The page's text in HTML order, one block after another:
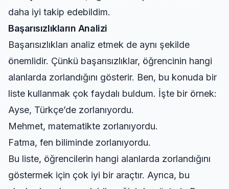
daha iyi takip edebildim.
Başarısızlıkların Analizi
Başarısızlıkları analiz etmek de aynı şekilde
önemlidir. Çünkü başarısızlıklar, öğrencinin hangi
alanlarda zorlandığını gösterir. Ben, bu konuda bir
liste kullanmak çok faydalı buldum. İşte bir örnek:
Ayse, Türkçe’de zorlanıyordu.
Mehmet, matematikte zorlanıyordu.
Fatma, fen biliminde zorlanıyordu.
Bu liste, öğrencilerin hangi alanlarda zorlandığını
göstermek için çok iyi bir araçtır. Ayrıca, bu